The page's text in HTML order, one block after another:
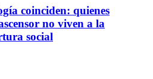
coinciden: quienes
no viven a la
social